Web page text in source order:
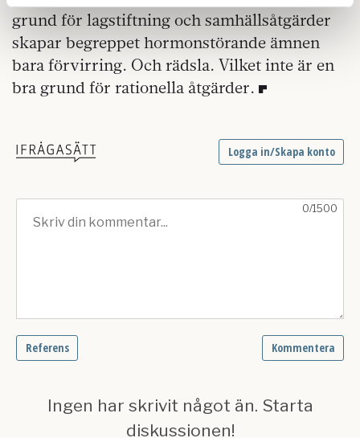
Dessa kan i sin tur kombinera informationen med annan
information som du har tillhandahållit eller som de har
samlat in när du har använt deras tjänster.
Om du vill läsa mer om hur vi hanterar personuppgifter
kan du göra dethär.
grund för lagstiftning och samhällsåtgärder
skapar begreppet hormonstörande ämnen
bara förvirring. Och rädsla. Vilket inte är en
bra grund för rationella åtgärder.